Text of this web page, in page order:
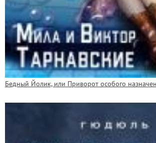
Бедный Йолик, или Приворот особого